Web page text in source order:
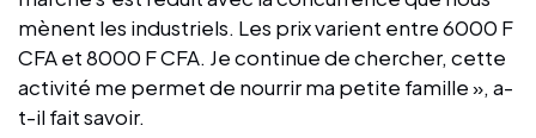
mènent les industriels. Les prix varient entre 6000 F
CFA et 8000 F CFA. Je continue de chercher, cette
activité me permet de nourrir ma petite famille », a-
t-il fait savoir.